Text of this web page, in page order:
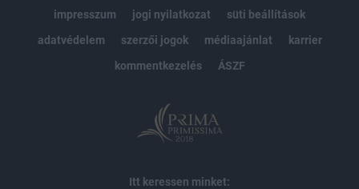
impresszum
jogi nyilatkozat
süti beállítások
adatvédelem
szerzői jogok médiaajánlat
karrier
kommentkezelés
ÁSZF
Itt keressen minket: